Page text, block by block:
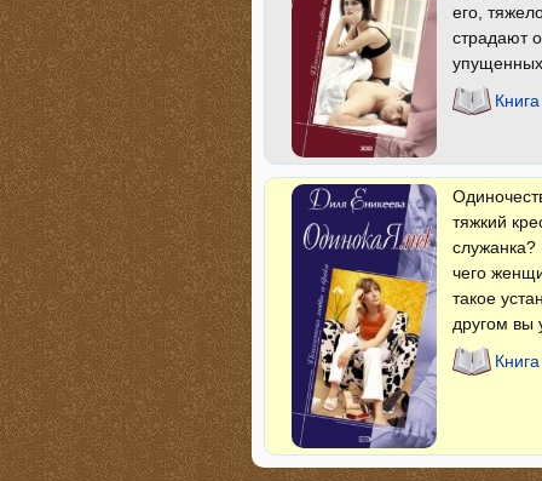
его,
страдают
тяжкий
чего
такое
другом вы